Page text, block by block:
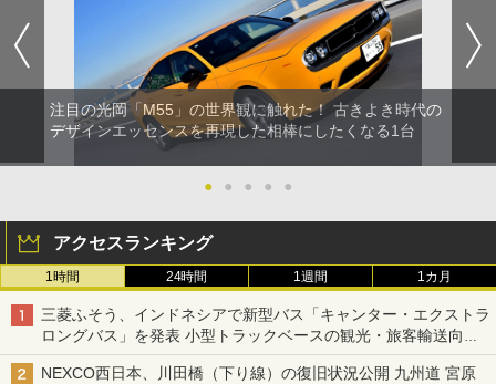
注目の光岡「M55」の世界観に触れた！ 古きよき時代の
デザインエッセンスを再現した相棒にしたくなる1台
● ● ● ● ●
アクセスランキング
1時間 24時間 1週間 1カ月
三菱ふそう、インドネシアで新型バス「キャンター・エクストラ
ロングバス」を発表 小型トラックベースの観光・旅客輸送向け
バス
NEXCO西日本、川田橋（下り線）の復旧状況公開 九州道 宮原